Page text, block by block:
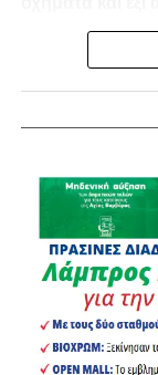
Συνολικά, κατά
πέντε οχήματα
τροχονομικών
Δήμο Αγίας
Αυγούστου.
βεβαιώθηκαν
Οδικής
Αναλυτικά